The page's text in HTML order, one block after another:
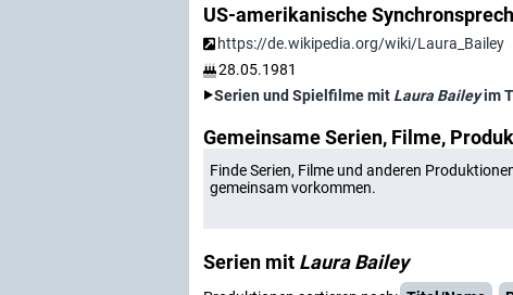
US-amerikanische
https://de.wikipedia.org/wiki/Laura_Bailey
28.05.1981
Serien und Spielfilme mit Laura Baileyim
Gemeinsame Serien, Filme,
Finde Serien, Filme und anderen
gemeinsam vorkommen.
Serien mit Laura Bailey